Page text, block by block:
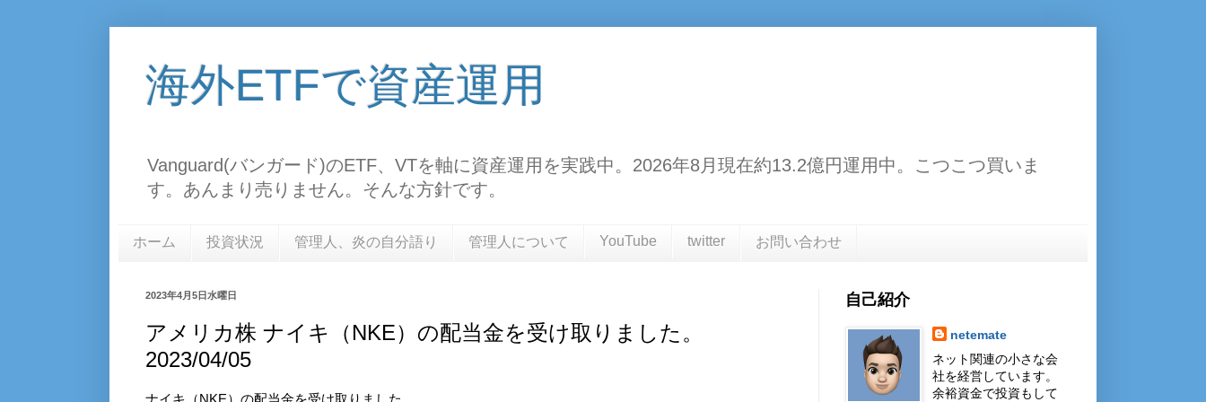
海外ETFで資産運用
Vanguard(バンガード)のETF、VTを軸に資産運用を実践中。2026年8月現在約13.2億円運用中。こつこつ買いま
す。あんまり売りません。そんな方針です。
ホーム 投資状況 管理人、炎の自分語り 管理人について YouTube twitter お問い合わせ
2023年4月5日水曜日
アメリカ株 ナイキ（NKE）の配当金を受け取りました。
2023/04/05
ナイキ（NKE）の配当金を受け取りました。
自己紹介
netemate
ネット関連の小さな会
社を経営しています。
余裕資金で投資もして